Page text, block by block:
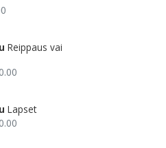
Reippaus vai
Lapset